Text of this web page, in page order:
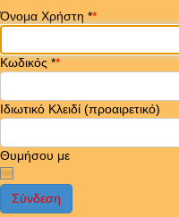
Όνομα Χρήστη *
Κωδικός*
Ιδιωτικό Κλειδί (προαιρετικό)
Θυμήσου με
Σύνδεση